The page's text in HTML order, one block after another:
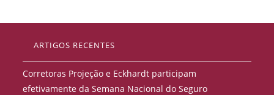
ARTIGOS RECENTES
Corretoras Projeção e Eckhardt participam
efetivamente da Semana Nacional do Seguro